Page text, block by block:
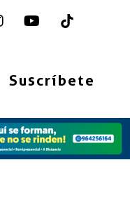
Suscríbete